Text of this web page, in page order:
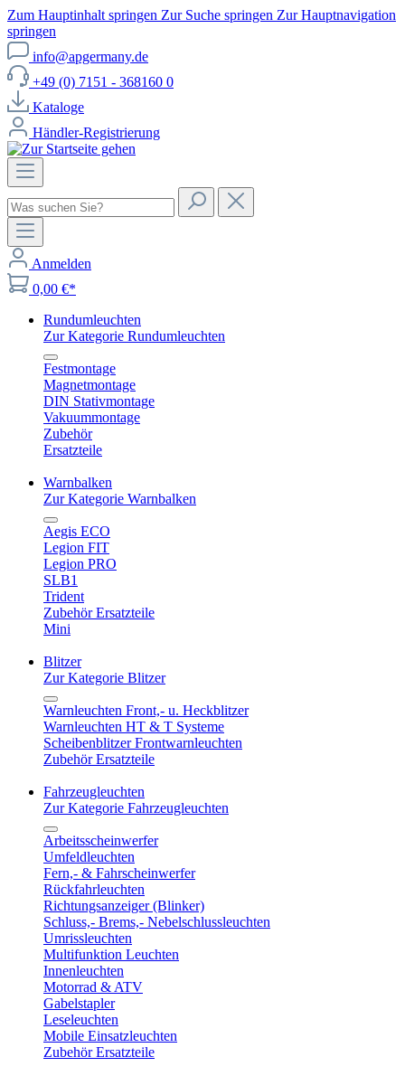
Zum Hauptinhalt springen Zur Suche springen Zur Hauptnavigation
springen
info@apgermany.de
+49 (0) 7151 - 368160 0
Kataloge
Händler-Registrierung
Anmelden
0,00 €*
Rundumleuchten
Zur Kategorie Rundumleuchten
Festmontage
Magnetmontage
DIN Stativmontage
Vakuummontage
Zubehör
Ersatzteile
Warnbalken
Zur Kategorie Warnbalken
Aegis ECO
Legion FIT
Legion PRO
SLB1
Trident
Zubehör Ersatzteile
Mini
Blitzer
Zur Kategorie Blitzer
Warnleuchten Front,- u. Heckblitzer
Warnleuchten HT & T Systeme
Scheibenblitzer Frontwarnleuchten
Zubehör Ersatzteile
Fahrzeugleuchten
Zur Kategorie Fahrzeugleuchten
Arbeitsscheinwerfer
Umfeldleuchten
Fern,- & Fahrscheinwerfer
Rückfahrleuchten
Richtungsanzeiger (Blinker)
Schluss,- Brems,- Nebelschlussleuchten
Umrissleuchten
Multifunktion Leuchten
Innenleuchten
Motorrad & ATV
Gabelstapler
Leseleuchten
Mobile Einsatzleuchten
Zubehör Ersatzteile